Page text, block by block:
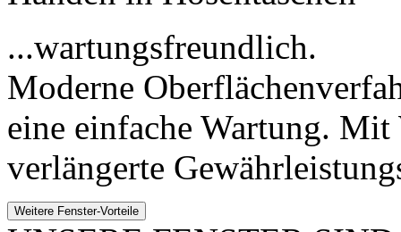
...wartungsfreundlich.
Moderne
eine einfache Wartung.
verlängerte